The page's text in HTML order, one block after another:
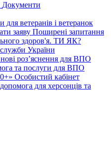
Документи
ветеранів і ветеранок
заяву Поширені запитання
здоров'я. ТИ ЯК?
України
нові роз’яснення для ВПО
та послуги для ВПО
Особистий кабінет
для херсонців та